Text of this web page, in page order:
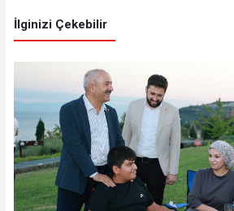
İlginizi Çekebilir